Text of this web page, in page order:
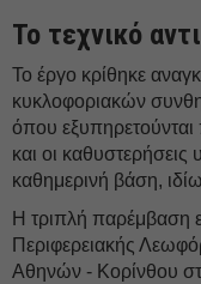
Το τεχνικό
Το έργο κρίθηκε
κυκλοφοριακών
όπου
και οι
καθημερινή βάση,
Η τριπλή παρέμβαση
Περιφερειακής
Αθηνών - Κορίνθου